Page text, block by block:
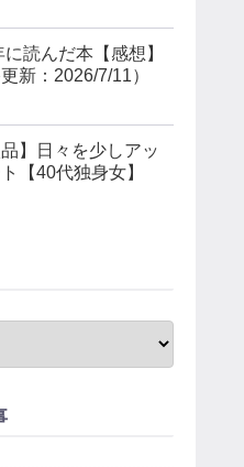
読んだ本【感想】
更新：2026/7/11）
品】日々を少しアッ
【40代独身女】